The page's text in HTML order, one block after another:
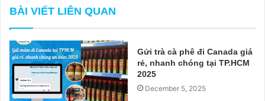
BÀI VIẾT LIÊN QUAN
Gửi trà cà phê đi Canada giá
rẻ, nhanh chóng tại TP.HCM
2025
December 5, 2025